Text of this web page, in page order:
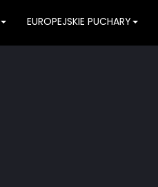
EUROPEJSKIE PUCHARY